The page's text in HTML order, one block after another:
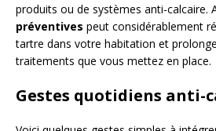
produits ou de systèmes anti-calcaire.
préventives peut considérablement
tartre dans votre habitation et
traitements que vous mettez en place.
Gestes quotidiens anti-